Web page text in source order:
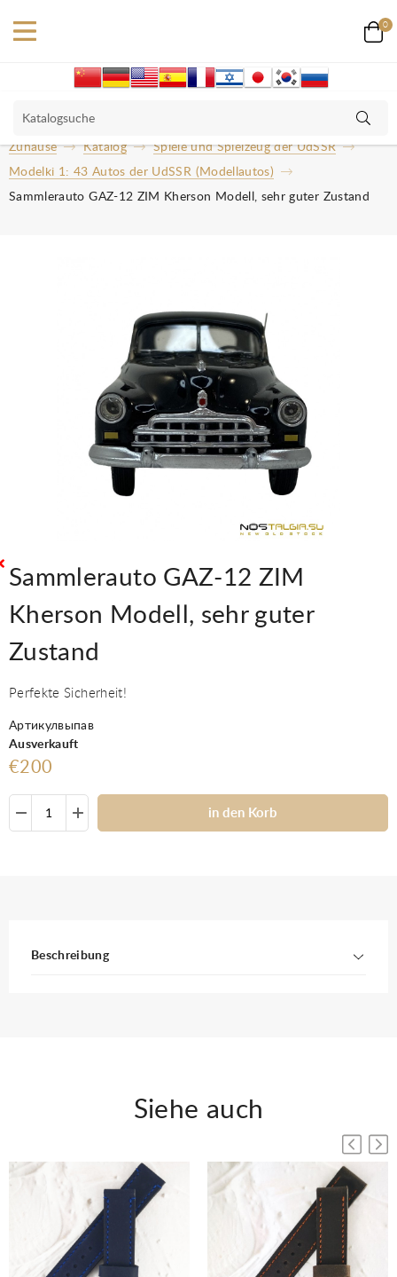
0
Zuhause Katalog
Spiele und Spielzeug der UdSSR
Modelki 1: 43 Autos der UdSSR (Modellautos)
Sammlerauto GAZ-12 ZIM Kherson Modell, sehr guter Zustand
Sammlerauto GAZ-12 ZIM
Kherson Modell, sehr guter
Zustand
Perfekte Sicherheit!
Артикулвыпав
Ausverkauft
€200
in den Korb
Beschreibung
Siehe auch